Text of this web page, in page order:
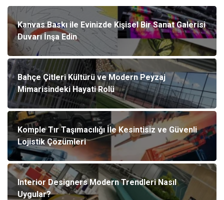
Kanvas Baskı ile Evinizde Kişisel Bir Sanat Galerisi
Duvarı İnşa Edin
Bahçe Çitleri Kültürü ve Modern Peyzaj
Mimarisindeki Hayati Rolü
Komple Tır Taşımacılığı İle Kesintisiz ve Güvenli
Lojistik Çözümleri
Interior Designers Modern Trendleri Nasıl
Uygular?